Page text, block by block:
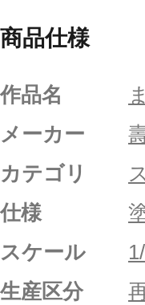
商品仕様
作品名
メーカー
カテゴリ
仕様
スケール
生産区分